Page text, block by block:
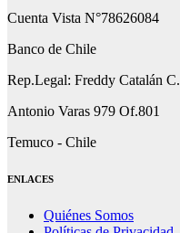
Cuenta Vista N°78626084
Banco de Chile
Rep.Legal: Freddy Catalán C.
Antonio Varas 979 Of.801
Temuco - Chile
ENLACES
Quiénes Somos